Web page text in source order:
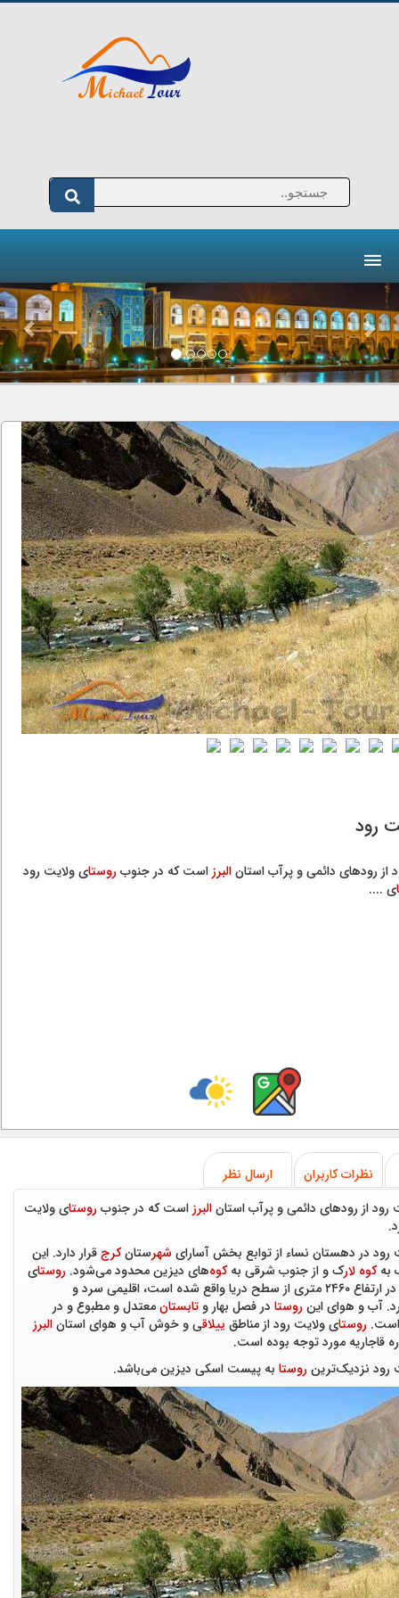
رود
از رودهای دائمی و پرآب استانالبرز است که در جنوبروستای ولایت رود
ی ....
نظرات کاربران
ارسال نظر
رود از رودهای دائمی و پرآب استانالبرز است که در جنوبروستای ولایت
رود در دهستان نساء از توابع بخش آسارایشهرستانکرجقرار دارد. این
بهکوه لارک و از جنوب شرقی بهکوه‌های دیزین محدود می‌شود. روستای
شده‌ است، اقلیمی سرد و
آب و هوای اینروستا در فصل بهار و تابستانمعتدل و مطبوع و در
روستای ولایت رود از مناطق ییلاقی و خوش آب و هوای استانالبرز
قاجاریه مورد توجه بوده است.
رود نزدیک‌ترینروستا به پیست اسکی دیزین می‌باشد.